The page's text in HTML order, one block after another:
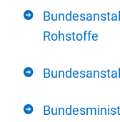
Rohstoffe